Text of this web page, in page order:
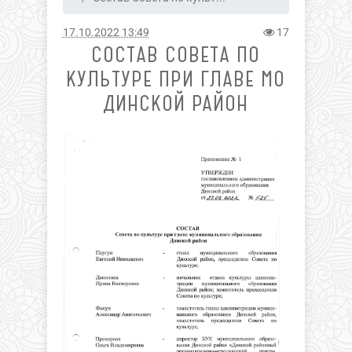
17.10.2022 13:49 17
СОСТАВ СОВЕТА ПО
КУЛЬТУРЕ ПРИ ГЛАВЕ МО
ДИНСКОЙ РАЙОН